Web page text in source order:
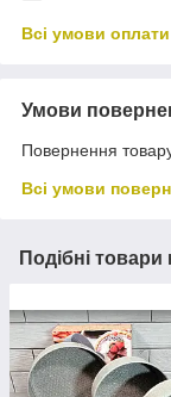
Всі умови оплати
Умови
Повернення
Всі умови
Подібні товари